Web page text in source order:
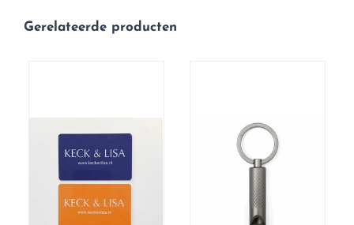
Gerelateerde producten